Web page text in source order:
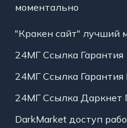
моментально
"Кракен сайт" лучший
24МГ Ссылка Гарантия
24МГ Ссылка
24МГ Ссылка Даркнет
DarkMarket доступ